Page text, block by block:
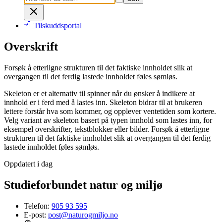
Tilskuddsportal
Overskrift
Forsøk å etterligne strukturen til det faktiske innholdet slik at
overgangen til det ferdig lastede innholdet føles sømløs.
Skeleton er et alternativ til spinner når du ønsker å indikere at
innhold er i ferd med å lastes inn. Skeleton bidrar til at brukeren
lettere forstår hva som kommer, og opplever ventetiden som kortere.
Velg variant av skeleton basert på typen innhold som lastes inn, for
eksempel overskrifter, tekstblokker eller bilder. Forsøk å etterligne
strukturen til det faktiske innholdet slik at overgangen til det ferdig
lastede innholdet føles sømløs.
Oppdatert i dag
Studieforbundet natur og miljø
Telefon: 905 93 595
E-post: post@naturogmiljo.no